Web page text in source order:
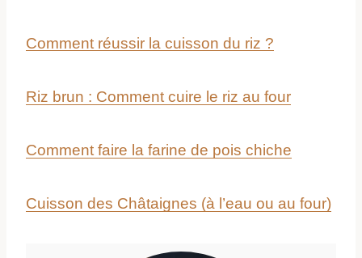
Comment réussir la cuisson du riz ?
Riz brun : Comment cuire le riz au four
Comment faire la farine de pois chiche
Cuisson des Châtaignes (à l’eau ou au four)